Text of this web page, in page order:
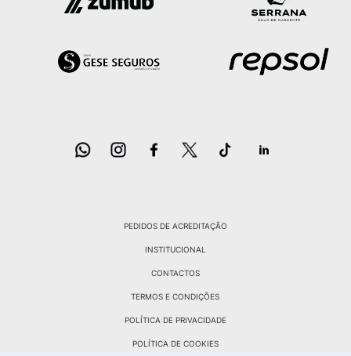
PEDIDOS DE ACREDITAÇÃO
INSTITUCIONAL
CONTACTOS
TERMOS E CONDIÇÕES
POLÍTICA DE PRIVACIDADE
POLÍTICA DE COOKIES